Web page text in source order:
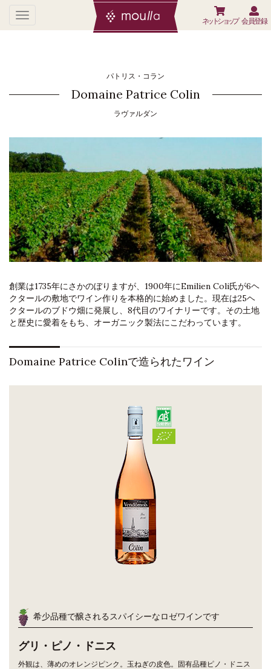
会員登録
ネットショップ
パトリス・コラン
Domaine Patrice Colin
ラヴァルダン
創業は1735年にさかのぼりますが、1900年にEmilien Coli氏が6ヘ
クタールの敷地でワイン作りを本格的に始めました。現在は25ヘ
クタールのブドウ畑に発展し、8代目のワイナリーです。その土地
と歴史に愛着をもち、オーガニック製法にこだわっています。
Domaine Patrice Colinで造られたワイン
希少品種で醸されるスパイシーなロゼワインです
グリ・ピノ・ドニス
外観は、薄めのオレンジピンク。玉ねぎの皮色。固有品種ピノ・ドニス